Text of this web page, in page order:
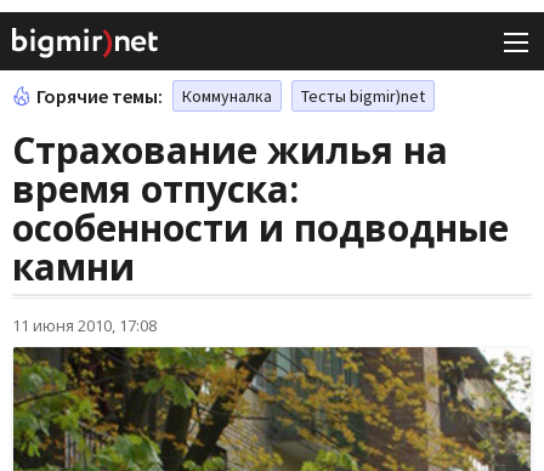
Горячие темы: Коммуналка Тесты bigmir)net
Страхование жилья на
время отпуска:
особенности и подводные
камни
11 июня 2010, 17:08